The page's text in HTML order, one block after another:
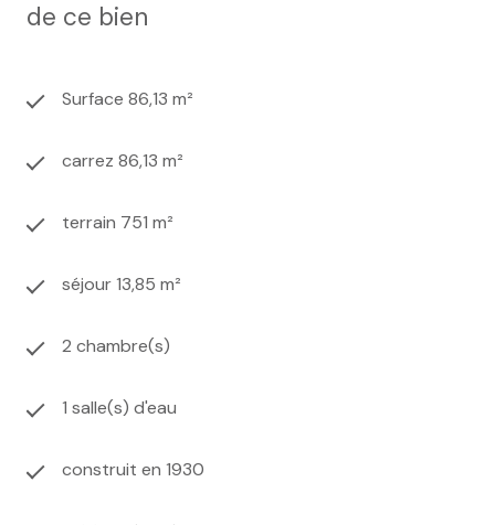
de ce bien
Surface 86,13 m²
carrez 86,13 m²
terrain 751 m²
séjour 13,85 m²
2 chambre(s)
1 salle(s) d'eau
construit en 1930